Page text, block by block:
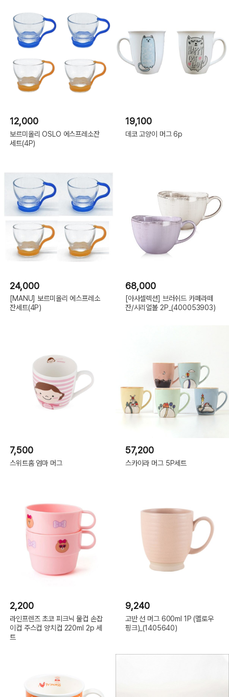
12,000
보르미올리 OSLO 에스프레소잔
세트(4P)
19,100
데코 고양이 머그 6p
24,000
[MANU] 보르미올리 에스프레소
잔세트(4P)
68,000
[아사셀렉션] 브러쉬드 카페라떼
잔/시리얼볼 2P_(400053903)
7,500
스위트홈 엄마 머그
57,200
스카이라 머그 5P세트
2,200
라인프렌즈 초코 피크닉 물컵 손잡
이컵 주스컵 양치컵 220ml 2p 세
트
9,240
고반 선 머그 600ml 1P (멜로우
핑크)_(1405640)